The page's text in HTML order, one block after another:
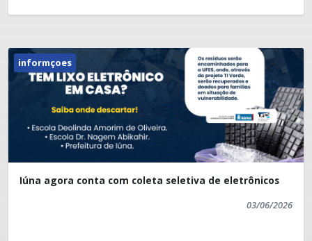
informçoes
Iúna agora conta com coleta seletiva de eletrônicos
03/06/2026